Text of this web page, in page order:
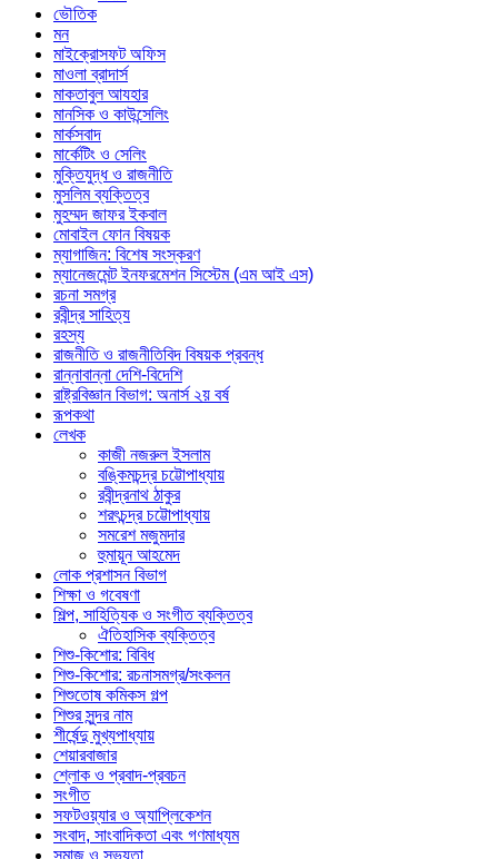
ভৌতিক
মন
মাইক্রোসফট অফিস
মাওলা ব্রাদার্স
মাকতাবুল আযহার
মানসিক ও কাউন্সেলিং
মার্কসবাদ
মার্কেটিং ও সেলিং
মুক্তিযুদ্ধ ও রাজনীতি
মুসলিম ব্যক্তিত্ব
মুহম্মদ জাফর ইকবাল
মোবাইল ফোন বিষয়ক
ম্যাগাজিন: বিশেষ সংস্করণ
ম্যানেজমেন্ট ইনফরমেশন সিস্টেম (এম আই এস)
রচনা সমগ্র
রবীন্দ্র সাহিত্য
রহস্য
রাজনীতি ও রাজনীতিবিদ বিষয়ক প্রবন্ধ
রান্নাবান্না দেশি-বিদেশি
রাষ্ট্রবিজ্ঞান বিভাগ: অনার্স ২য় বর্ষ
রূপকথা
লেখক
কাজী নজরুল ইসলাম
বঙ্কিমচন্দ্র চট্টোপাধ্যায়
রবীন্দ্রনাথ ঠাকুর
শরৎচন্দ্র চট্টোপাধ্যায়
সমরেশ মজুমদার
হুমায়ূন আহমেদ
লোক প্রশাসন বিভাগ
শিক্ষা ও গবেষণা
শিল্প, সাহিত্যিক ও সংগীত ব্যক্তিত্ব
ঐতিহাসিক ব্যক্তিত্ব
শিশু-কিশোর: বিবিধ
শিশু-কিশোর: রচনাসমগ্র/সংকলন
শিশুতোষ কমিকস গল্প
শিশুর সুন্দর নাম
শীর্ষেন্দু মুখ্যপাধ্যায়
শেয়ারবাজার
শ্লোক ও প্রবাদ-প্রবচন
সংগীত
সফটওয়্যার ও অ্যাপ্লিকেশন
সংবাদ, সাংবাদিকতা এবং গণমাধ্যম
সমাজ ও সভ্যতা